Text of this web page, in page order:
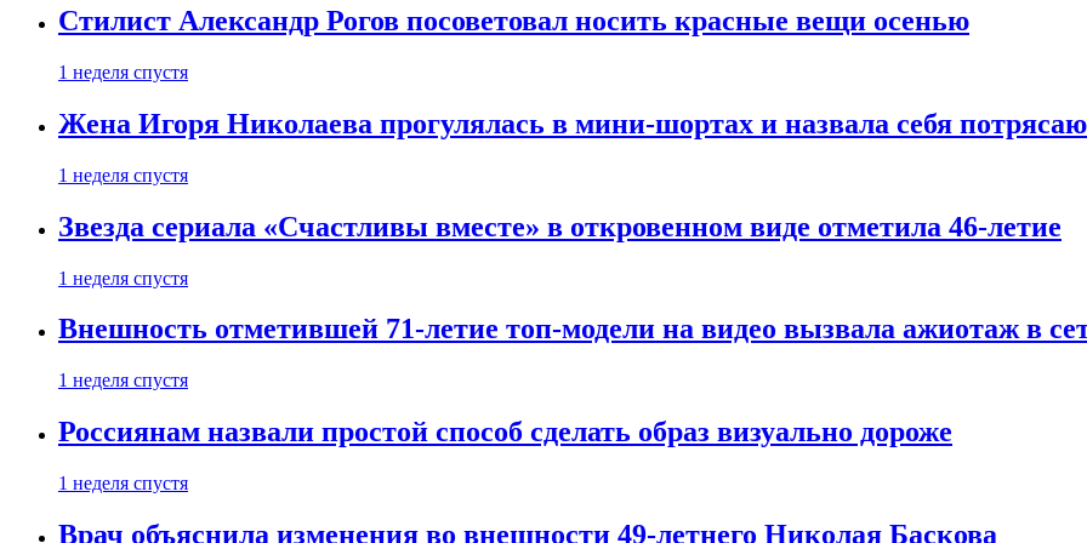
Стилист Александр Рогов посоветовал носить красные вещи осенью
1 неделя спустя
Жена Игоря Николаева прогулялась в мини-шортах и назвала себя
1 неделя спустя
Звезда сериала «Счастливы вместе» в откровенном виде отметила 46-летие
1 неделя спустя
Внешность отметившей 71-летие топ-модели на видео вызвала ажиотаж в
1 неделя спустя
Россиянам назвали простой способ сделать образ визуально дороже
1 неделя спустя
Врач объяснила изменения во внешности 49-летнего Николая Баскова